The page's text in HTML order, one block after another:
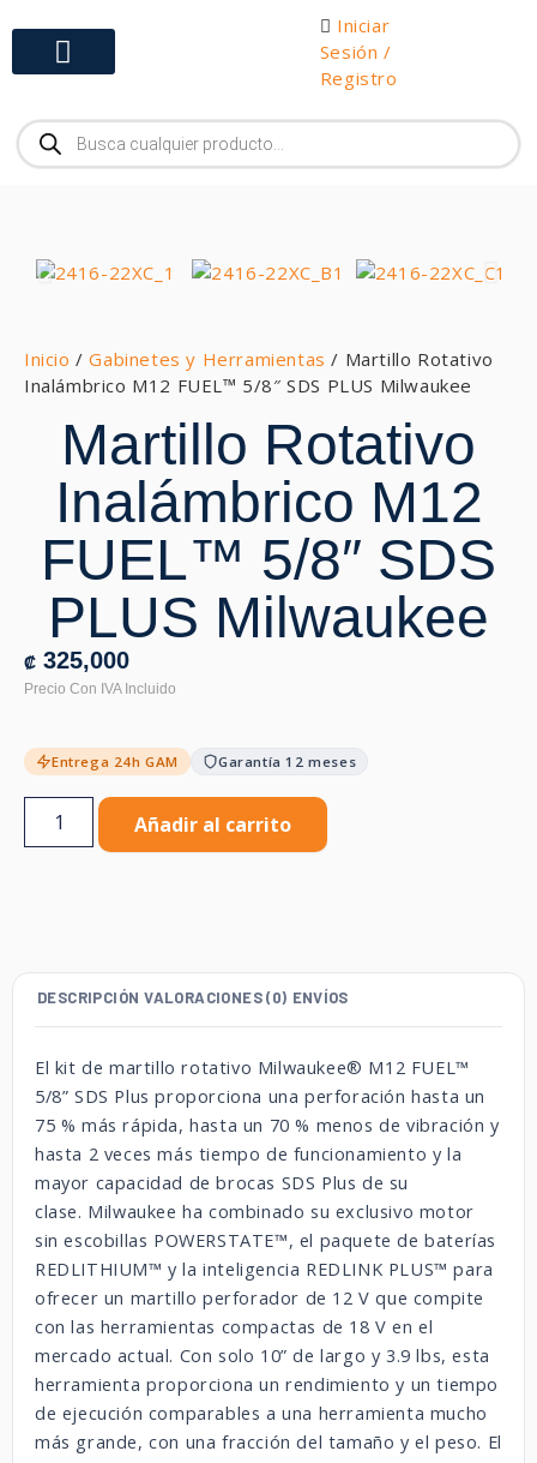
Iniciar
Sesión /
Registro
Inicio /Gabinetes y Herramientas / Martillo Rotativo
Inalámbrico M12 FUEL™ 5/8″ SDS PLUS Milwaukee
Martillo Rotativo
Inalámbrico M12
FUEL™ 5/8″ SDS
PLUS Milwaukee
₡ 325,000
Entrega 24h GAM Garantía 12 meses
Añadir al carrito
DESCRIPCIÓN VALORACIONES (0) ENVÍOS
El kit de martillo rotativo Milwaukee® M12 FUEL™
5/8” SDS Plus proporciona una perforación hasta un
75 % más rápida, hasta un 70 % menos de vibración y
hasta 2 veces más tiempo de funcionamiento y la
mayor capacidad de brocas SDS Plus de su
clase. Milwaukee ha combinado su exclusivo motor
sin escobillas POWERSTATE™, el paquete de baterías
REDLITHIUM™ y la inteligencia REDLINK PLUS™ para
ofrecer un martillo perforador de 12 V que compite
con las herramientas compactas de 18 V en el
mercado actual. Con solo 10” de largo y 3.9 lbs, esta
herramienta proporciona un rendimiento y un tiempo
de ejecución comparables a una herramienta mucho
más grande, con una fracción del tamaño y el peso. El